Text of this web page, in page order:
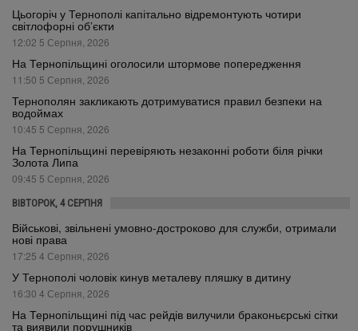
Цьогоріч у Тернополі капітально відремонтують чотири
світлофорні об’єкти
12:02 5 Серпня, 2026
На Тернопільщині оголосили штормове попередження
11:50 5 Серпня, 2026
Тернополян закликають дотримуватися правил безпеки на
водоймах
10:45 5 Серпня, 2026
На Тернопільщині перевіряють незаконні роботи біля річки
Золота Липа
09:45 5 Серпня, 2026
ВІВТОРОК, 4 СЕРПНЯ
Військові, звільнені умовно-достроково для служби, отримали
нові права
17:25 4 Серпня, 2026
У Тернополі чоловік кинув металеву пляшку в дитину
16:30 4 Серпня, 2026
На Тернопільщині під час рейдів вилучили браконьєрські сітки
та виявили порушників